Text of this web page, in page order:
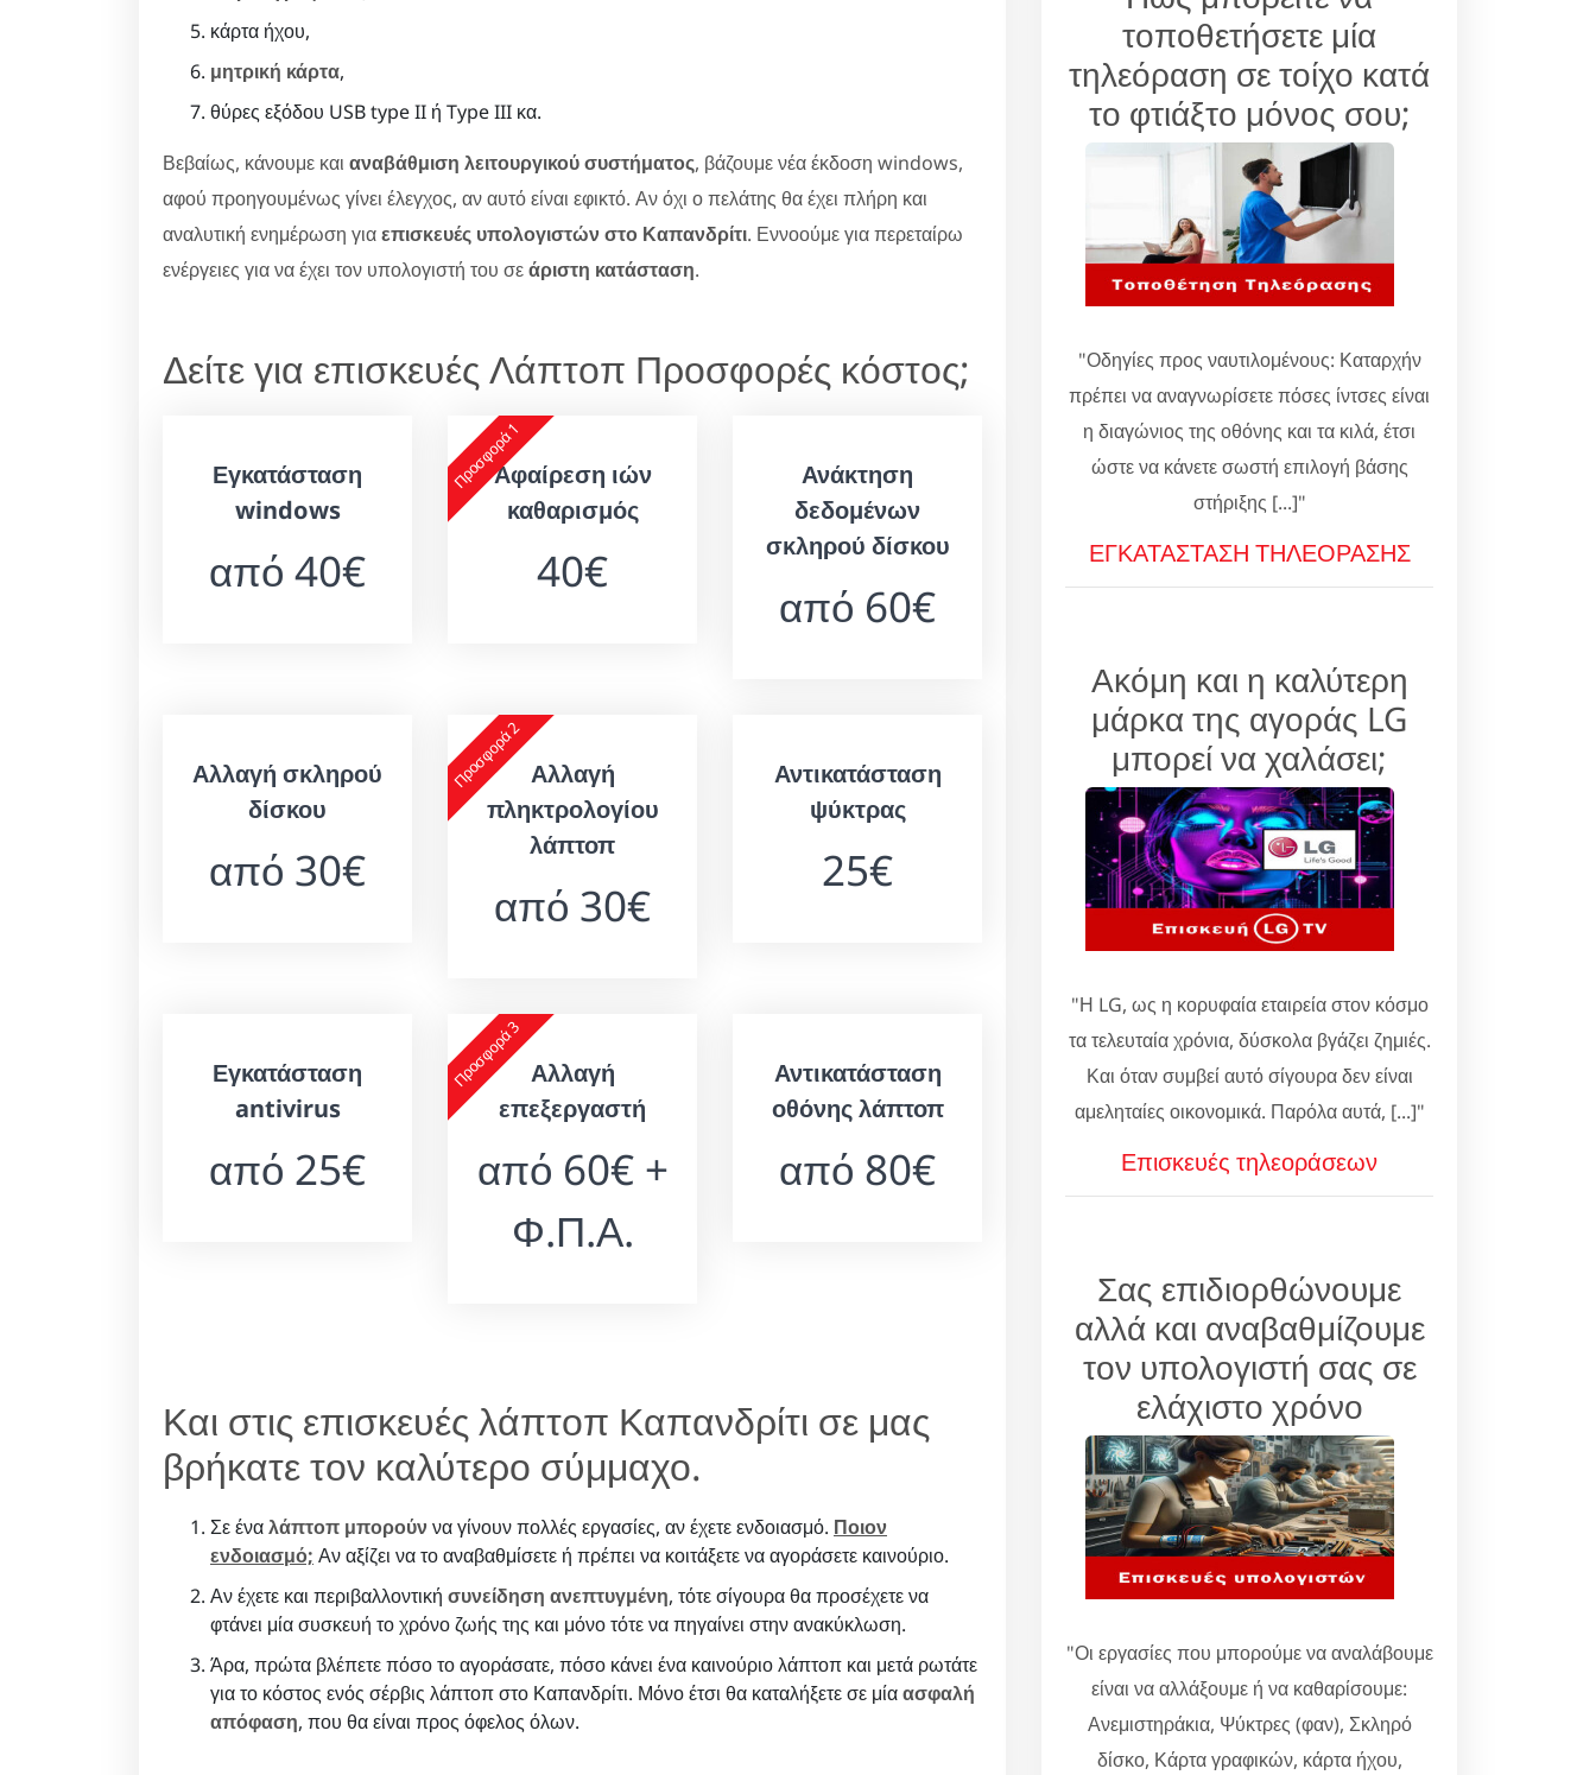
κάρτα ήχου,
μητρική κάρτα,
θύρες εξόδου USB type II ή Type III κα.
Βεβαίως, κάνουμε και αναβάθμιση λειτουργικού συστήματος, βάζουμε νέα έκδοση windows,
αφού προηγουμένως γίνει έλεγχος, αν αυτό είναι εφικτό. Αν όχι ο πελάτης θα έχει πλήρη και
αναλυτική ενημέρωση γιαεπισκευές υπολογιστών στο Καπανδρίτι. Εννοούμε για περεταίρω
ενέργειες για να έχει τον υπολογιστή του σεάριστη κατάσταση.
Δείτε για επισκευές Λάπτοπ Προσφορές κόστος;
Εγκατάσταση
windows
από 40€
Προσφορά 1Αφαίρεση ιών
καθαρισμός
40€
Ανάκτηση
δεδομένων
σκληρού δίσκου
από 60€
Αλλαγή σκληρού
δίσκου
από 30€
Προσφορά 2 Αλλαγή
πληκτρολογίου
λάπτοπ
από 30€
Αντικατάσταση
ψύκτρας
25€
Εγκατάσταση
antivirus
από 25€
Προσφορά 3 Αλλαγή
επεξεργαστή
από 60€ +
Φ.Π.Α.
Αντικατάσταση
οθόνης λάπτοπ
από 80€
Και στις επισκευές λάπτοπ Καπανδρίτι σε μας
βρήκατε τον καλύτερο σύμμαχο.
Σε έναλάπτοπ μπορούννα γίνουν πολλές εργασίες, αν έχετε ενδοιασμό. Ποιον
ενδοιασμό; Αν αξίζει να το αναβαθμίσετε ή πρέπει να κοιτάξετε να αγοράσετε καινούριο.
Αν έχετε και περιβαλλοντική συνείδηση ανεπτυγμένη, τότε σίγουρα θα προσέχετε να
φτάνει μία συσκευή το χρόνο ζωής της και μόνο τότε να πηγαίνει στην ανακύκλωση.
Άρα, πρώτα βλέπετε πόσο το αγοράσατε, πόσο κάνει ένα καινούριο λάπτοπ και μετά ρωτάτε
για το κόστος ενός σέρβις λάπτοπ στο Καπανδρίτι. Μόνο έτσι θα καταλήξετε σε μίαασφαλή
απόφαση, που θα είναι προς όφελος όλων.
τοποθετήσετε μία
τηλεόραση σε τοίχο κατά
το φτιάξτο μόνος σου;
"Οδηγίες προς ναυτιλομένους: Καταρχήν
πρέπει να αναγνωρίσετε πόσες ίντσες είναι
η διαγώνιος της οθόνης και τα κιλά, έτσι
ώστε να κάνετε σωστή επιλογή βάσης
στήριξης [...]"
ΕΓΚΑΤΑΣΤΑΣΗ ΤΗΛΕΟΡΑΣΗΣ
Ακόμη και η καλύτερη
μάρκα της αγοράς LG
μπορεί να χαλάσει;
"Η LG, ως η κορυφαία εταιρεία στον κόσμο
τα τελευταία χρόνια, δύσκολα βγάζει ζημιές.
Και όταν συμβεί αυτό σίγουρα δεν είναι
αμεληταίες οικονομικά. Παρόλα αυτά, [...]"
Επισκευές τηλεοράσεων
Σας επιδιορθώνουμε
αλλά και αναβαθμίζουμε
τον υπολογιστή σας σε
ελάχιστο χρόνο
"Οι εργασίες που μπορούμε να αναλάβουμε
είναι να αλλάξουμε ή να καθαρίσουμε:
Ανεμιστηράκια, Ψύκτρες (φαν), Σκληρό
δίσκο, Κάρτα γραφικών, κάρτα ήχου,